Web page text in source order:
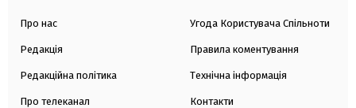
Про нас
Редакція
Редакційна політика
Про телеканал
Угода Користувача Спільноти
Правила коментування
Технічна інформація
Контакти